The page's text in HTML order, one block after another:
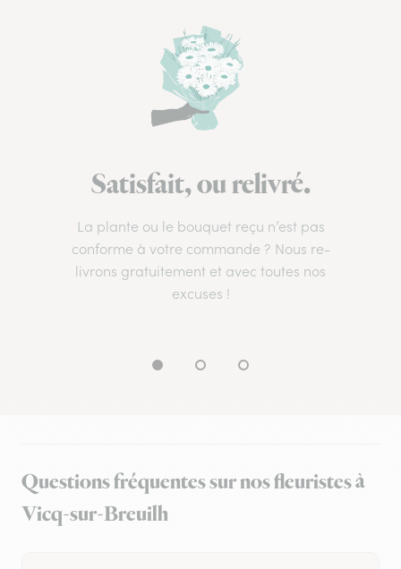
Satisfait, ou relivré.
La plante ou le bouquet reçu n’est pas
conforme à votre commande ? Nous re-
livrons gratuitement et avec toutes nos
excuses !
Questions fréquentes sur nos fleuristes à
Vicq-sur-Breuilh